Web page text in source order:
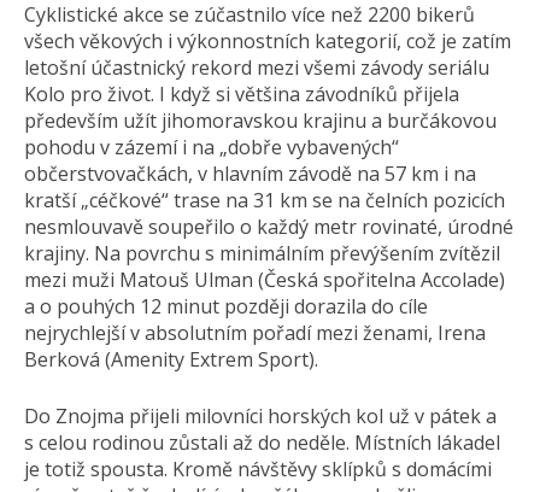
Cyklistické akce se zúčastnilo více než 2200 bikerů
všech věkových i výkonnostních kategorií, což je zatím
letošní účastnický rekord mezi všemi závody seriálu
Kolo pro život. I když si většina závodníků přijela
především užít jihomoravskou krajinu a burčákovou
pohodu v zázemí i na „dobře vybavených“
občerstvovačkách, v hlavním závodě na 57 km i na
kratší „céčkové“ trase na 31 km se na čelních pozicích
nesmlouvavě soupeřilo o každý metr rovinaté, úrodné
krajiny. Na povrchu s minimálním převýšením zvítězil
mezi muži Matouš Ulman (Česká spořitelna Accolade)
a o pouhých 12 minut později dorazila do cíle
nejrychlejší v absolutním pořadí mezi ženami, Irena
Berková (Amenity Extrem Sport).
Do Znojma přijeli milovníci horských kol už v pátek a
s celou rodinou zůstali až do neděle. Místních lákadel
je totiž spousta. Kromě návštěvy sklípků s domácími